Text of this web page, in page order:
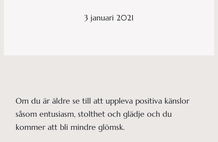
3 januari 2021
Om du är äldre se till att uppleva positiva känslor
såsom entusiasm, stolthet och glädje och du
kommer att bli mindre glömsk.